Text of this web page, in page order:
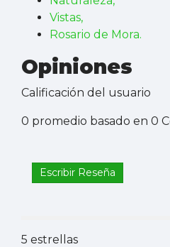
Vistas,
Rosario de Mora.
Opiniones
Calificación del usuario
0 promedio basado en 0
Escribir Reseña
5 estrellas